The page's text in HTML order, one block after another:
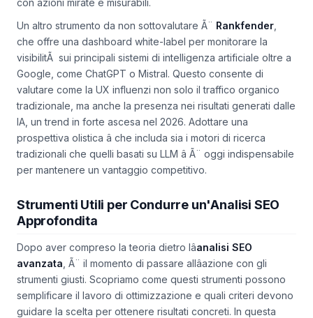
Un altro strumento da non sottovalutare Ã¨ Rankfender
che offre una dashboard white-label per monitorare la
visibilitÃ sui principali sistemi di intelligenza artificiale oltre a
Google, come ChatGPT o Mistral. Questo consente di
valutare come la UX influenzi non solo il traffico organico
tradizionale, ma anche la presenza nei risultati generati dalle
IA, un trend in forte ascesa nel 2026. Adottare una
prospettiva olistica â che includa sia i motori di ricerca
tradizionali che quelli basati su LLM â Ã¨ oggi indispensabile
per mantenere un vantaggio competitivo.
Strumenti Utili per Condurre un'Analisi SEO
Approfondita
Dopo aver compreso la teoria dietro lâanalisi SEO
avanzata , Ã¨ il momento di passare allâazione con gli
strumenti giusti. Scopriamo come questi strumenti possono
semplificare il lavoro di ottimizzazione e quali criteri devono
guidare la scelta per ottenere risultati concreti. In questa